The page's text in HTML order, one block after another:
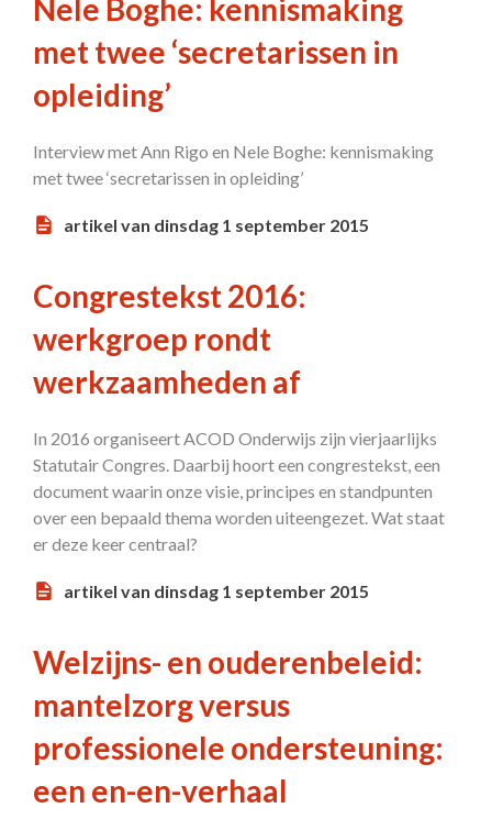
Nele Boghe: kennismaking
met twee ‘secretarissen in
opleiding’
Interview met Ann Rigo en Nele Boghe: kennismaking
met twee ‘secretarissen in opleiding’
artikel van dinsdag 1 september 2015
Congrestekst 2016:
werkgroep rondt
werkzaamheden af
In 2016 organiseert ACOD Onderwijs zijn vierjaarlijks
Statutair Congres. Daarbij hoort een congrestekst, een
document waarin onze visie, principes en standpunten
over een bepaald thema worden uiteengezet. Wat staat
er deze keer centraal?
artikel van dinsdag 1 september 2015
Welzijns- en ouderenbeleid:
mantelzorg versus
professionele ondersteuning:
een en-en-verhaal